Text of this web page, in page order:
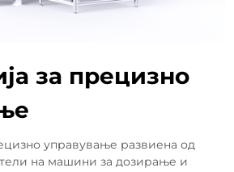
за прецизно
управување развиена од
на машини за дозирање и